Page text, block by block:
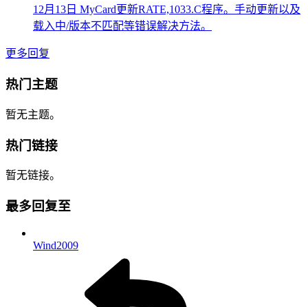
12月13日 MyCard更新RATE,1033.C程序。手动更新以及
载入中/版本不匹配等错误解决方法。
更多回复
热门主题
暂无主题。
热门链接
暂无链接。
最多回复至
Wind2009